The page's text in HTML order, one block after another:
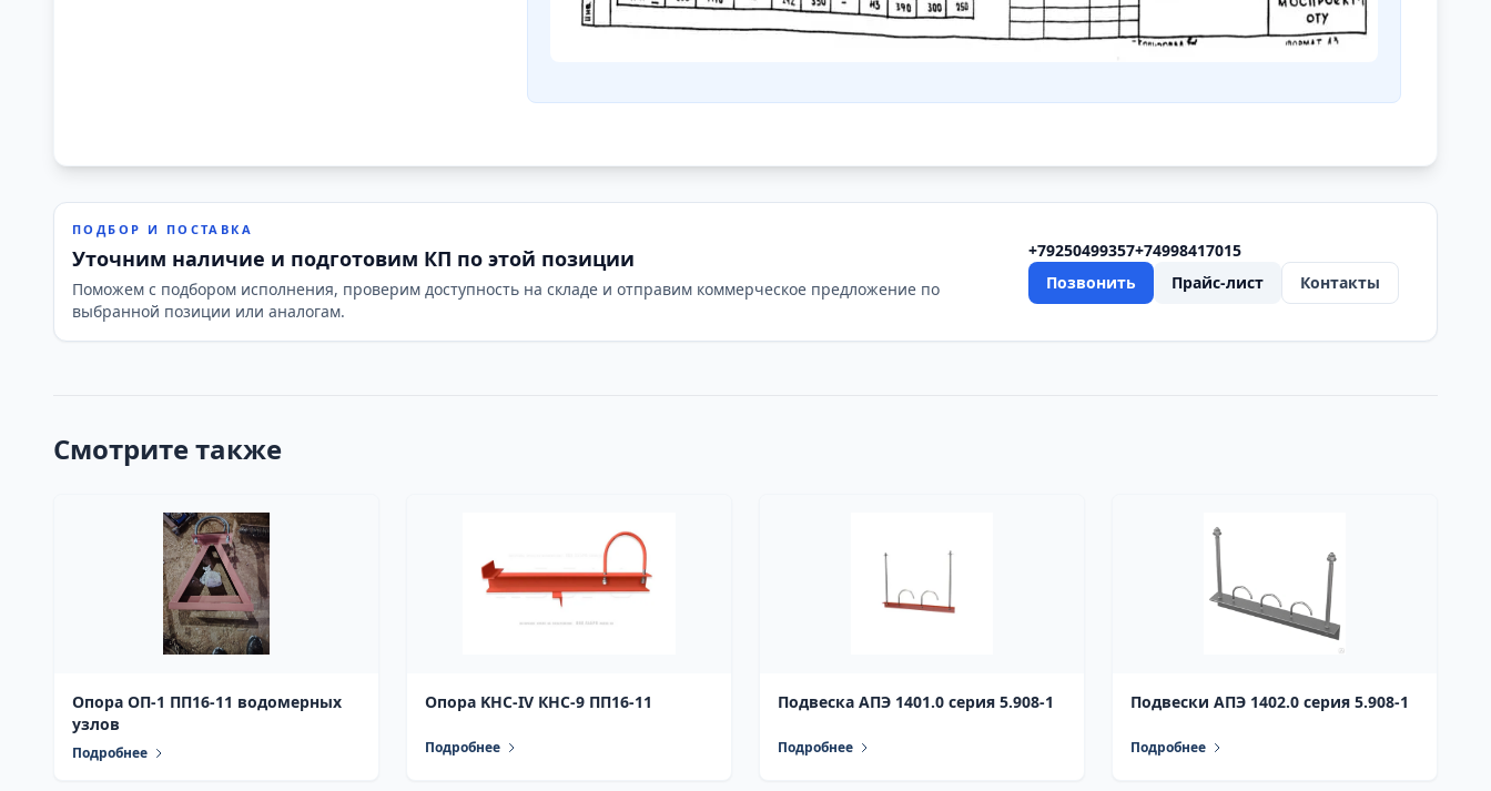
ПОДБОР И ПОСТАВКА
Уточним наличие и подготовим КП по этой позиции
Поможем с подбором исполнения, проверим доступность на складе и отправим коммерческое предложение по
выбранной позиции или аналогам.
+79250499357+74998417015
Позвонить
Прайс-лист Контакты
Смотрите также
Опора ОП-1 ПП16-11 водомерных
узлов
Подробнее
Опора KHC-IV КНС-9 ПП16-11
Подробнее
Подвеска АПЭ 1401.0 серия 5.908-1
Подробнее
Подвески АПЭ 1402.0 серия 5.908-1
Подробнее